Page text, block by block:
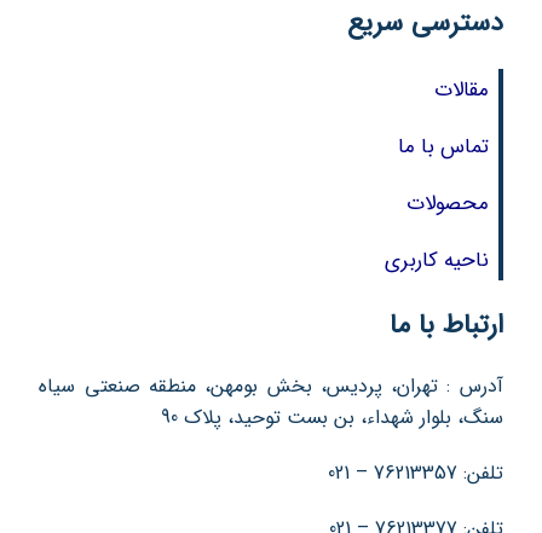
دسترسی سریع
مقالات
تماس با ما
محصولات
ناحیه کاربری
ارتباط با ما
آدرس : تهران، پردیس، بخش بومهن، منطقه صنعتی سیاه
سنگ، بلوار شهداء، بن بست توحید، پلاک 90
تلفن: 76213357 – 021